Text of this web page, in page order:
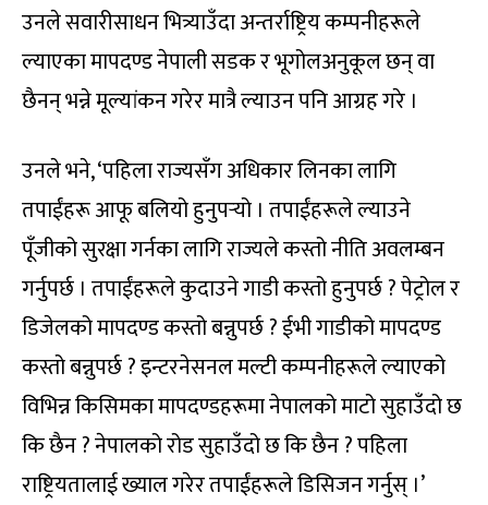
उनले सवारीसाधन भित्र्याउँदा अन्तर्राष्ट्रिय कम्पनीहरूले
ल्याएका मापदण्ड नेपाली सडक र भूगोलअनुकूल छन् वा
छैनन् भन्ने मूल्यांकन गरेर मात्रै ल्याउन पनि आग्रह गरे ।
उनले भने, ‘पहिला राज्यसँग अधिकार लिनका लागि
तपाईंहरू आफू बलियो हुनुपर्‍यो । तपाईंहरूले ल्याउने
पूँजीको सुरक्षा गर्नका लागि राज्यले कस्तो नीति अवलम्बन
गर्नुपर्छ । तपाईंहरूले कुदाउने गाडी कस्तो हुनुपर्छ ? पेट्रोल र
डिजेलको मापदण्ड कस्तो बन्नुपर्छ ? ईभी गाडीको मापदण्ड
कस्तो बन्नुपर्छ ? इन्टरनेसनल मल्टी कम्पनीहरूले ल्याएको
विभिन्न किसिमका मापदण्डहरूमा नेपालको माटो सुहाउँदो छ
कि छैन ? नेपालको रोड सुहाउँदो छ कि छैन ? पहिला
राष्ट्रियतालाई ख्याल गरेर तपाईंहरूले डिसिजन गर्नुस् ।’